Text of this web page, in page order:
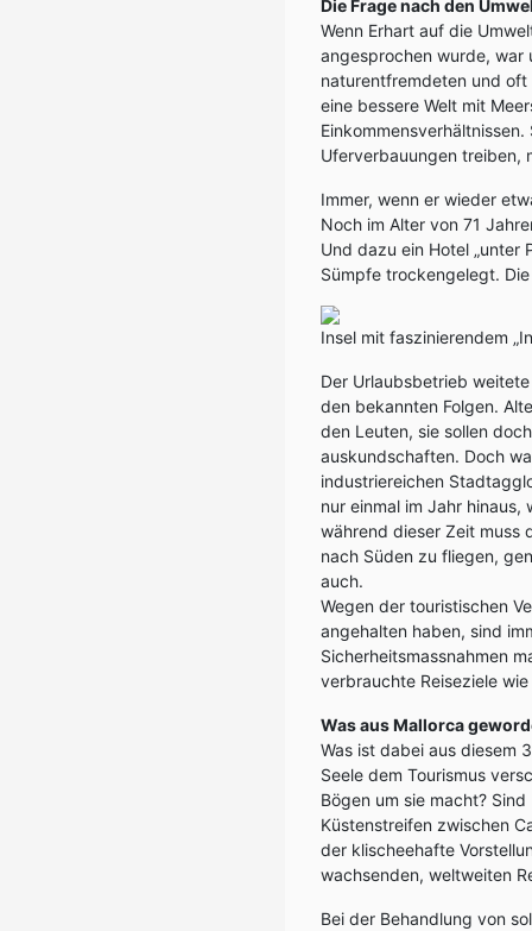
Die Frage nach den
Wenn Erhart auf die
angesprochen wurde, war
naturentfremdeten und oft
eine bessere Welt mit
Uferverbauungen treiben,
Immer, wenn er wieder
Noch im Alter von 71
Und dazu ein Hotel „unter
Sümpfe trockengelegt.
Insel mit faszinierendem
Der Urlaubsbetrieb
den bekannten Folgen.
den Leuten, sie sollen
auskundschaften. Doch
industriereichen
nur einmal im Jahr
während dieser Zeit muss
nach Süden zu fliegen,
auch.
Wegen der touristischen
angehalten haben, sind
Sicherheitsmassnahmen
verbrauchte Reiseziele
Was aus Mallorca
Was ist dabei aus diesem
Seele dem Tourismus
Bögen um sie macht?
Küstenstreifen zwischen
der klischeehafte
wachsenden, weltweiten
Bei der Behandlung von